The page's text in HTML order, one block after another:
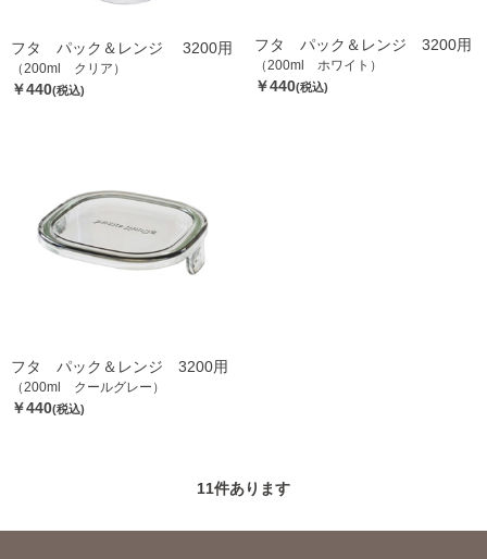
フタ パック＆レンジ 3200用
（200ml クリア）
￥440(税込)
フタ パック＆レンジ 3200用
（200ml ホワイト）
￥440(税込)
フタ パック＆レンジ 3200用
（200ml クールグレー）
￥440(税込)
11件あります